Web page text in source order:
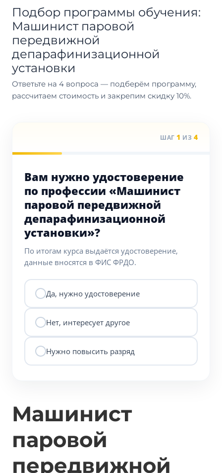
Подбор программы обучения:
Машинист паровой
передвижной
депарафинизационной
установки
Ответьте на 4 вопроса — подберём программу,
рассчитаем стоимость и закрепим скидку 10%.
ШАГ 1 ИЗ 4
Вам нужно удостоверение
по профессии «Машинист
паровой передвижной
депарафинизационной
установки»?
По итогам курса выдаётся удостоверение,
данные вносятся в ФИС ФРДО.
Да, нужно удостоверение
Нет, интересует другое
Нужно повысить разряд
Машинист
паровой
передвижной